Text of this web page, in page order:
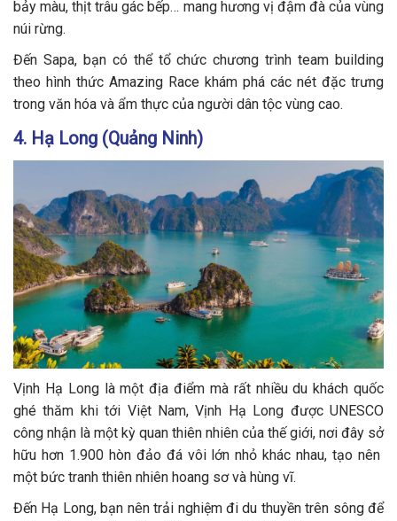
bảy màu, thịt trâu gác bếp… mang hương vị đậm đà của vùng
núi rừng.
Đến Sapa, bạn có thể tổ chức chương trình team building
theo hình thức Amazing Race khám phá các nét đặc trưng
trong văn hóa và ẩm thực của người dân tộc vùng cao.
4. Hạ Long (Quảng Ninh)
Vịnh Hạ Long là một địa điểm mà rất nhiều du khách quốc
ghé thăm khi tới Việt Nam, Vịnh Hạ Long được UNESCO
công nhận là một kỳ quan thiên nhiên của thế giới, nơi đây sở
hữu hơn 1.900 hòn đảo đá vôi lớn nhỏ khác nhau, tạo nên
một bức tranh thiên nhiên hoang sơ và hùng vĩ.
Đến Hạ Long, bạn nên trải nghiệm đi du thuyền trên sông để